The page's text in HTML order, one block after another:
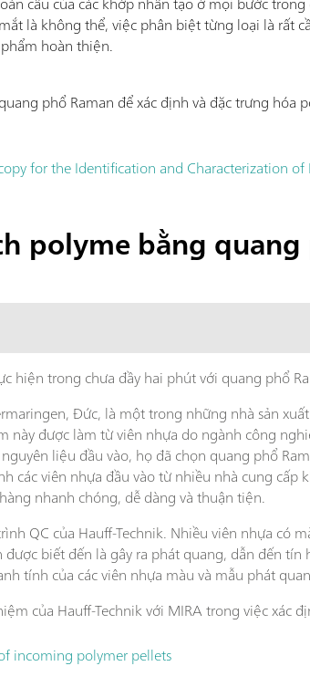
là không thể, việc phân biệt từng loại là rất
hoàn thiện.
phổ Raman để xác định và đặc trưng hóa
for the Identification and Characterization of
polyme bằng quang
hiện trong chưa đầy hai phút với quang phổ
Đức, là một trong những nhà sản
này được làm từ viên nhựa do ngành công
liệu đầu vào, họ đã chọn quang phổ
các viên nhựa đầu vào từ nhiều nhà cung cấp
nhanh chóng, dễ dàng và thuận tiện.
QC của Hauff-Technik. Nhiều viên nhựa có
biết đến là gây ra phát quang, dẫn đến tín
tính của các viên nhựa màu và mẫu phát
của Hauff-Technik với MIRA trong việc xác
incoming polymer pellets